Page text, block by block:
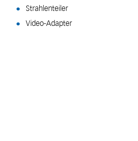
Strahlenteiler
Video-Adapter